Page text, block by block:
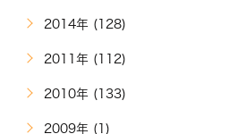
2014年 (128)
2011年 (112)
2010年 (133)
2009年 (1)